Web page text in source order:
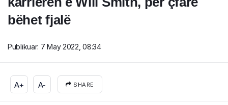
bëhet fjalë
Publikuar: 7 May 2022, 08:34
A+ A- SHARE